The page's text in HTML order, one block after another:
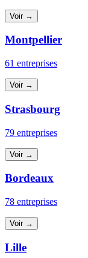
Voir →
Montpellier
61 entreprises
Voir →
Strasbourg
79 entreprises
Voir →
Bordeaux
78 entreprises
Voir →
Lille